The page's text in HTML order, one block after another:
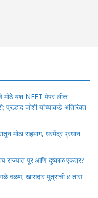
मोठे यश NEET पेपर लीक
प्रल्हाद जोशी यांच्याकडे अतिरिक्त
मोठा सहभाग, धरमेंद्र प्रधान
राज्यात पूर आणि दुष्काळ एकत्र?
वळण; खासदार पुत्राची ४ तास